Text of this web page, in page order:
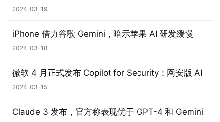
1
2024-03-19
iPhone 借力谷歌 Gemini，暗示苹果 AI 研发缓慢
2024-03-18
微软 4 月正式发布 Copilot for Security：网安版 AI
2024-03-15
Claude 3 发布，官方称表现优于 GPT-4 和 Gemini